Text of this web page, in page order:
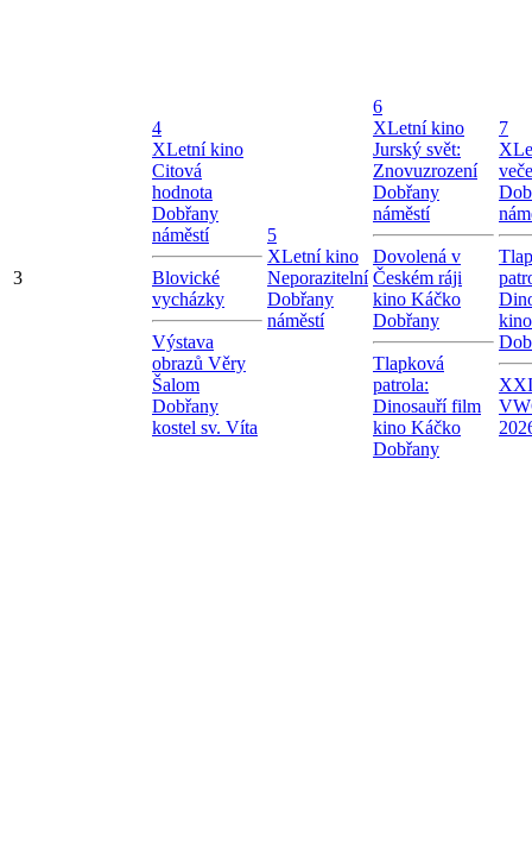
3
4
XLetní kino
Citová
hodnota
Dobřany
náměstí
Blovické
vycházky
Výstava
obrazů Věry
Šalom
Dobřany
kostel sv. Víta
5
XLetní kino
Neporazitelní
Dobřany
náměstí
6
XLetní kino
Jurský svět:
Znovuzrození
Dobřany
náměstí
Dovolená v
Českém ráji
kino Káčko
Dobřany
Tlapková
patrola:
Dinosauří film
kino Káčko
Dobřany
7
X